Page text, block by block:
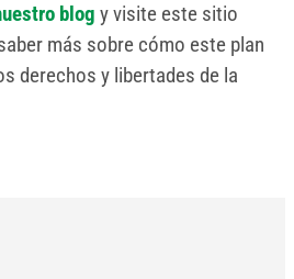
blog y visite este sitio
más sobre cómo este plan
derechos y libertades de la